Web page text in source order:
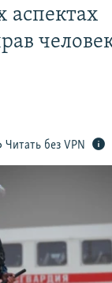
аспектах
Читать без VPN